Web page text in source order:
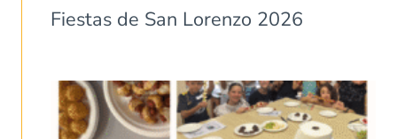
Fiestas de San Lorenzo 2026